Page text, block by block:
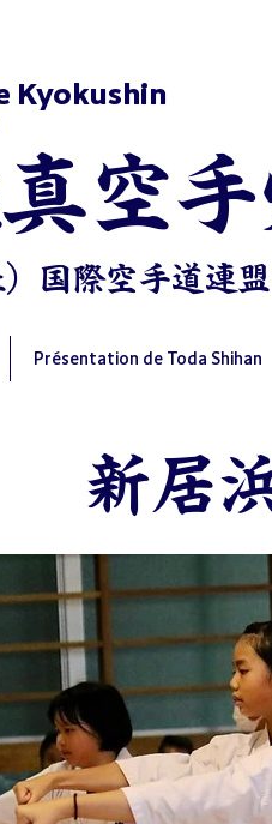
）国際空手道連
Kyokushin
空
Présentation de Toda Shihan
新居